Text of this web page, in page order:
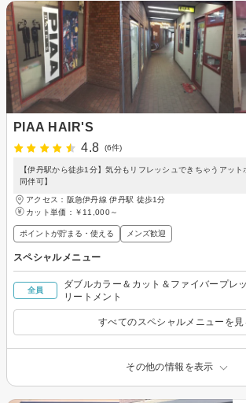
PIAA HAIR'S
4.8
(6件)
【伊丹駅から徒歩1分】気分もリフレッシュできちゃうアッ
同伴可】
アクセス：阪急伊丹線 伊丹駅 徒歩1分
カット単価： ￥11,000～
ポイントが貯まる・使える メンズ歓迎
スペシャルメニュー
全員
ダブルカラー＆カット＆ファイバープレ
リートメント
すべてのスペシャルメニューを見
その他の情報を表示